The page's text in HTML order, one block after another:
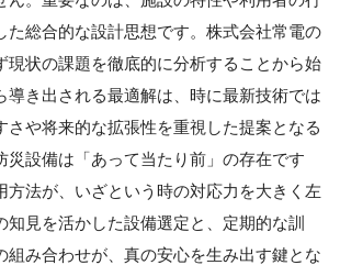
た総合的な設計思想です。株式会社常電の
現状の課題を徹底的に分析することから始
導き出される最適解は、時に最新技術では
さや将来的な拡張性を重視した提案となる
災設備は「あって当たり前」の存在です
方法が、いざという時の対応力を大きく左
知見を活かした設備選定と、定期的な訓
組み合わせが、真の安心を生み出す鍵とな